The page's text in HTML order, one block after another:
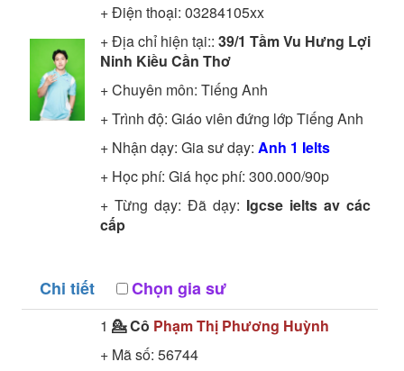
+ Điện thoại: 03284105xx
+ Địa chỉ hiện tại:: 39/1 Tầm Vu Hưng Lợi
Ninh Kiều Cần Thơ
+ Chuyên môn: Tiếng Anh
+ Trình độ: Giáo viên đứng lớpTiếng Anh
+ Nhận dạy: Gia sư dạy: Anh 1 Ielts
+ Học phí: Giá học phí: 300.000/90p
+ Từng dạy: Đã dạy: Igcse ielts av các
cấp
Chi tiết Chọn gia sư
1 💁 Cô Phạm Thị Phương Huỳnh
+ Mã số: 56744